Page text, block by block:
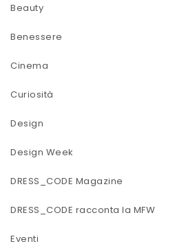
Beauty
Benessere
Cinema
Curiosità
Design
Design Week
DRESS_CODE Magazine
DRESS_CODE racconta la MFW
Eventi